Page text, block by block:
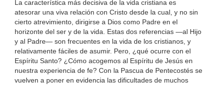
La característica más decisiva de la vida cristiana es
atesorar una viva relación con Cristo desde la cual, y no sin
cierto atrevimiento, dirigirse a Dios como Padre en el
horizonte del ser y de la vida. Estas dos referencias —al Hijo
y al Padre— son frecuentes en la vida de los cristianos, y
relativamente fáciles de asumir. Pero, ¿qué ocurre con el
Espíritu Santo? ¿Cómo acogemos al Espíritu de Jesús en
nuestra experiencia de fe? Con la Pascua de Pentecostés se
vuelven a poner en evidencia las dificultades de muchos